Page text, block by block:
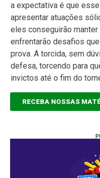
a expectativa é que
apresentar atuações
eles conseguirão
enfrentarão desafios
prova. A torcida, sem
defesa, torcendo para
invictos até o fim do
RECEBA NOSSAS